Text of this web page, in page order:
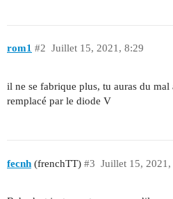
rom1 Juillet 15, 2021, 8:29
#2
il ne se fabrique plus, tu auras du
remplacé par le diode V
fecnh (frenchTT) Juillet 15, 2021,
#3